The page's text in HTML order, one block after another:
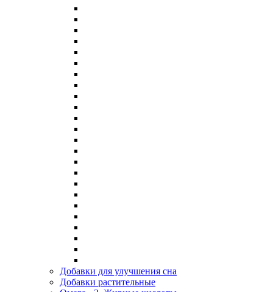
Добавки для улучшения сна
Добавки растительные